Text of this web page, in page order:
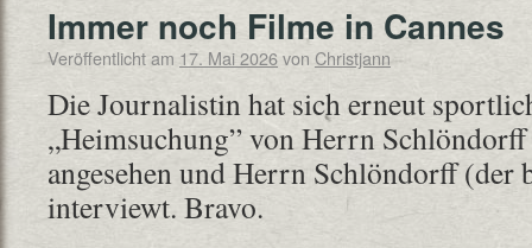
Immer noch Filme in Cannes
Veröffentlicht am 17. Mai 2026von Christjann
Die Journalistin hat sich erneut
„Heimsuchung” von Herrn
angesehen und Herrn Schlöndorff (der
interviewt. Bravo.